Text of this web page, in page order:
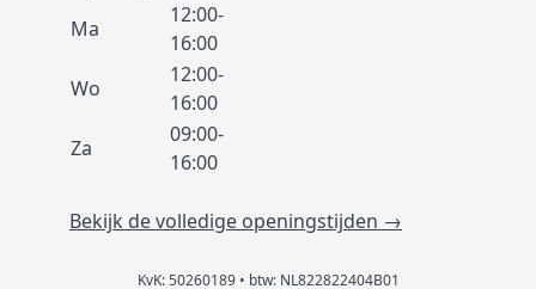
Ma
12:00-
16:00
Wo
12:00-
16:00
Za
09:00-
16:00
Bekijk de volledige openingstijden →
KvK: 50260189 • btw: NL822822404B01